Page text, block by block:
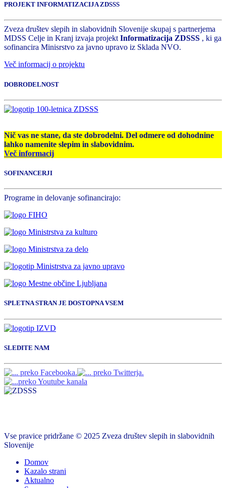
PROJEKT INFORMATIZACIJA ZDSSS
Zveza društev slepih in slabovidnih Slovenije skupaj s partnerjema
MDSS Celje in Kranj izvaja projektInformatizacija ZDSSS , ki ga
sofinancira Minisrstvo za javno upravo iz Sklada NVO.
Več informacij o projektu
DOBRODELNOST
Nič vas ne stane, da ste dobrodelni. Del odmere od dohodnine
lahko namenite slepim in slabovidnim.
Več informacij
SOFINANCERJI
Programe in delovanje sofinancirajo:
SPLETNA STRAN JE DOSTOPNA VSEM
SLEDITE NAM
Vse pravice pridržane © 2025 Zveza društev slepih in slabovidnih
Slovenije
Domov
Kazalo strani
Aktualno